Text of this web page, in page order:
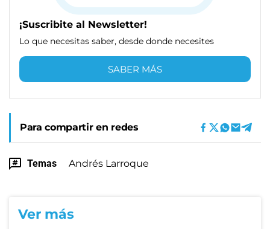
¡Suscribite al Newsletter!
Lo que necesitas saber, desde donde necesites
SABER MÁS
Para compartir en redes
Temas Andrés Larroque
Ver más